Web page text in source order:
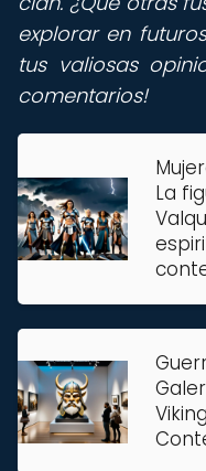
explorar en
tus valiosas
comentarios!
La